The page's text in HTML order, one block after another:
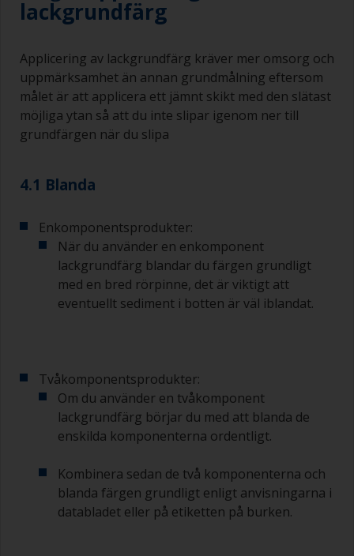
Penslar ska vara av medelstor till stor bredd,
En mindre pensel bör användas för att måla
svåråtkomliga ställen.
Tvätta penslarna med lämpligt lösningsmedel
och torka dem grundligt innan du använder dem
Kvaliteten på de penslar som krävs för
lackfärg.
För att minimera penseldrag bör du hålla
penseln i 45 graders vinkel mot ytan.
Andra användbara tips:
Om du märker av rinningar när färgen appliceras
är den antingen för tunn eller så använder du för
Undvik att använda färg direkt från burken
eftersom det ökar risken för kontaminering och
lackgrundfärg
Applicering av lackgrundfärg kräver mer omsorg och
uppmärksamhet än annan grundmålning eftersom
målet är att applicera ett jämnt skikt med den slätast
möjliga ytan så att du inte slipar igenom ner till
grundfärgen när du slipa
4.1 Blanda
Enkomponentsprodukter:
När du använder en enkomponent
lackgrundfärg blandar du färgen grundligt
med en bred rörpinne, det är viktigt att
eventuellt sediment i botten är väl iblandat.
Tvåkomponentsprodukter:
Om du använder en tvåkomponent
lackgrundfärg börjar du med att blanda de
enskilda komponenterna ordentligt.
Kombinera sedan de två komponenterna och
blanda färgen grundligt enligt anvisningarna i
databladet eller på etiketten på burken.